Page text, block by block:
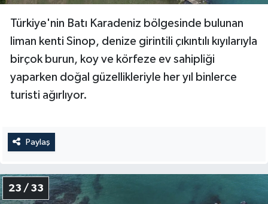
Türkiye'nin Batı Karadeniz bölgesinde bulunan
liman kenti Sinop, denize girintili çıkıntılı kıyılarıyla
birçok burun, koy ve körfeze ev sahipliği
yaparken doğal güzellikleriyle her yıl binlerce
turisti ağırlıyor.
Paylaş
23 / 33